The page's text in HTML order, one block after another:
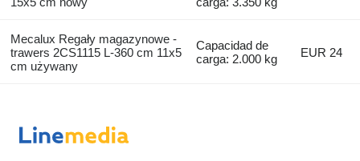
Mecalux Regały magazynowe -
trawers 2CS1115 L-360 cm 11x5
cm używany
Capacidad de
carga: 2.000 kg
EUR 24